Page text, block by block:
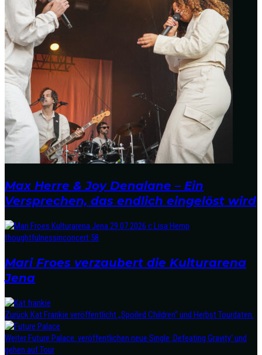
Max Herre & Joy Denalane – Ein
Versprechen, das endlich eingelöst wird
Mari Froes verzaubert die Kulturarena
Jena
ZurückKat Frankie veröffentlicht „Spoiled Children“ und Herbst Tourdaten.
WeiterFuture Palace: veröffentlichen neue Single ‚Defeating Gravity‘ und
gehen auf Tour